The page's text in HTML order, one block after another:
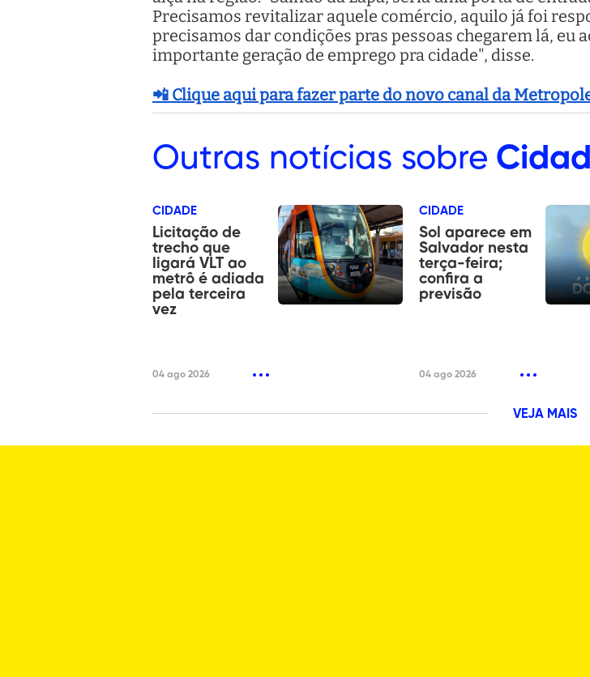
Precisamos revitalizar aquele comércio, aquilo já foi
precisamos dar condições pras pessoas chegarem lá, eu
importante geração de emprego pra cidade", disse.
📲 Clique aqui para fazer parte do novo canal da
Outras notícias sobre
CIDADE
Licitação de
trecho que
ligará VLT ao
metrô é adiada
pela terceira
vez
04 ago 2026
CIDADE
Sol aparece em
Salvador nesta
terça-feira;
confira a
previsão
04 ago 2026
VEJA MAIS